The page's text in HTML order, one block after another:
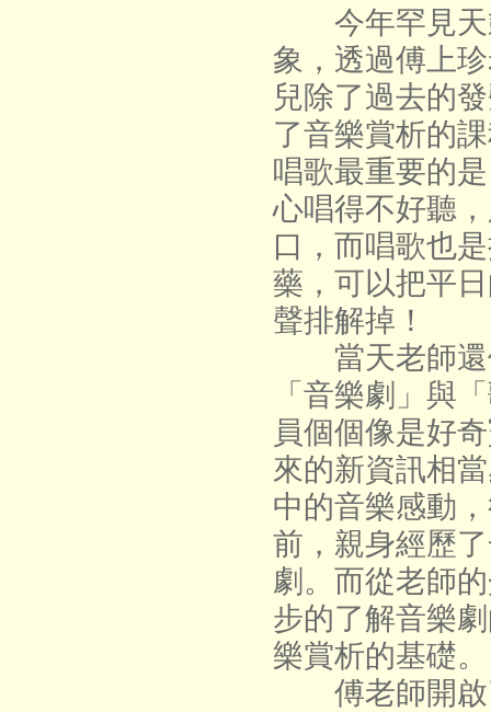
今年罕見天
象，透過傅上
兒除了過去的
了音樂賞析的
唱歌最重要的
心唱得不好聽
口，而唱歌也
藥，可以把平
聲排解掉！
當天老師還
「音樂劇」與
員個個像是好
來的新資訊相
中的音樂感動
前，親身經歷
劇。而從老師
步的了解音樂
樂賞析的基礎。
傅老師開啟